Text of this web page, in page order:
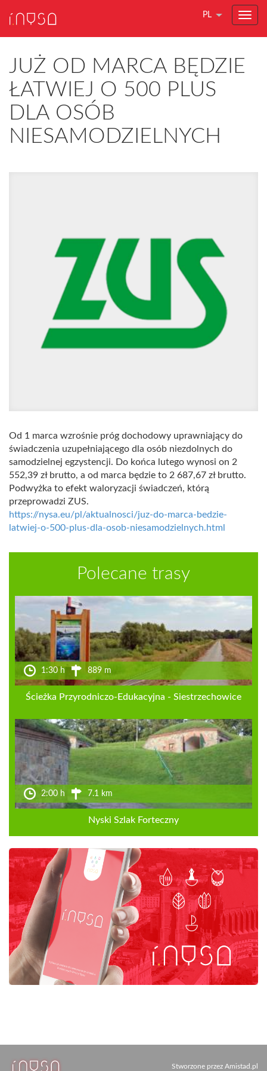
PL
JUŻ OD MARCA BĘDZIE
ŁATWIEJ O 500 PLUS
DLA OSÓB
NIESAMODZIELNYCH
Od 1 marca wzrośnie próg dochodowy uprawniający do
świadczenia uzupełniającego dla osób niezdolnych do
samodzielnej egzystencji. Do końca lutego wynosi on 2
552,39 zł brutto, a od marca będzie to 2 687,67 zł brutto.
Podwyżka to efekt waloryzacji świadczeń, którą
przeprowadzi ZUS.
https://nysa.eu/pl/aktualnosci/juz-do-marca-bedzie-
latwiej-o-500-plus-dla-osob-niesamodzielnych.html
Polecane trasy
1:30 h 889 m
Ścieżka Przyrodniczo-Edukacyjna - Siestrzechowice
2:00 h 7.1 km
Nyski Szlak Forteczny
Stworzone przez Amistad.pl